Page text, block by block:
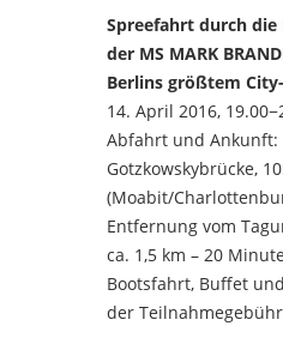
Spreefahrt durch
der MS MARK
Berlins größtem
14. April 2016,
Abfahrt und Ankunft:
Gotzkowskybrücke,
(Moabit/
Entfernung vom
ca. 1,5 km – 20
Bootsfahrt, Buffet
der